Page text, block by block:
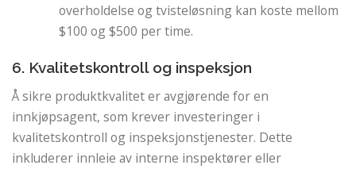
overholdelse og tvisteløsning kan koste mellom
$100 og $500 per time.
6. Kvalitetskontroll og inspeksjon
Å sikre produktkvalitet er avgjørende for en
innkjøpsagent, som krever investeringer i
kvalitetskontroll og inspeksjonstjenester. Dette
inkluderer innleie av interne inspektører eller